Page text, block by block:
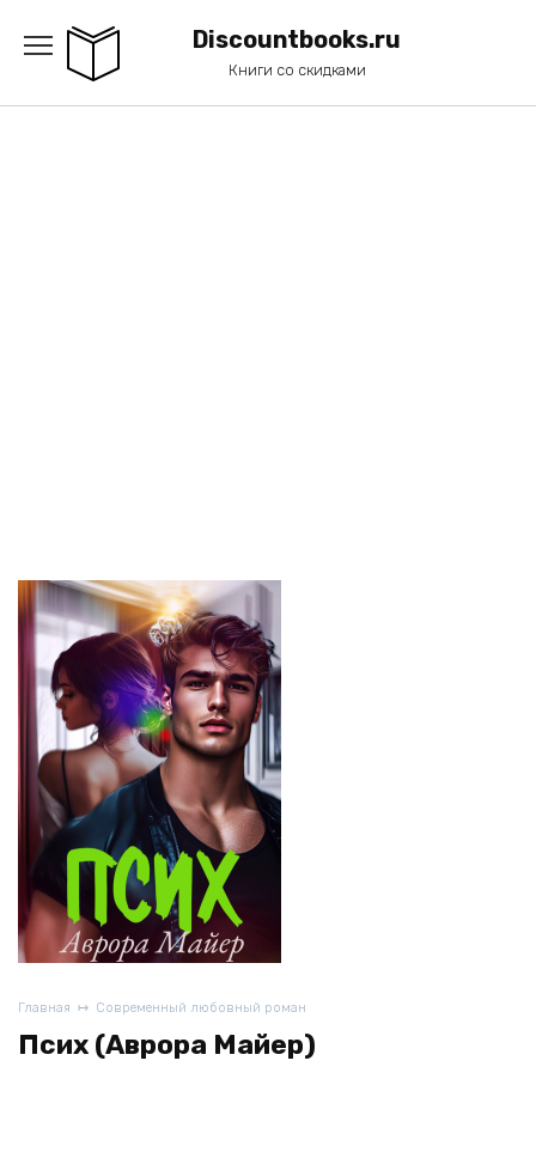
содержанию
Discountbooks.ru
Книги со скидками
Главная Современный любовный роман
Псих (Аврора Майер)